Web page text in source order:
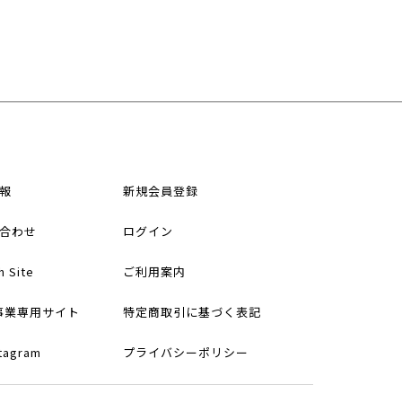
新規会員登録
わせ ログイン
Site ご利用案内
業専用サイト 特定商取引に基づく表記
プライバシーポリシー